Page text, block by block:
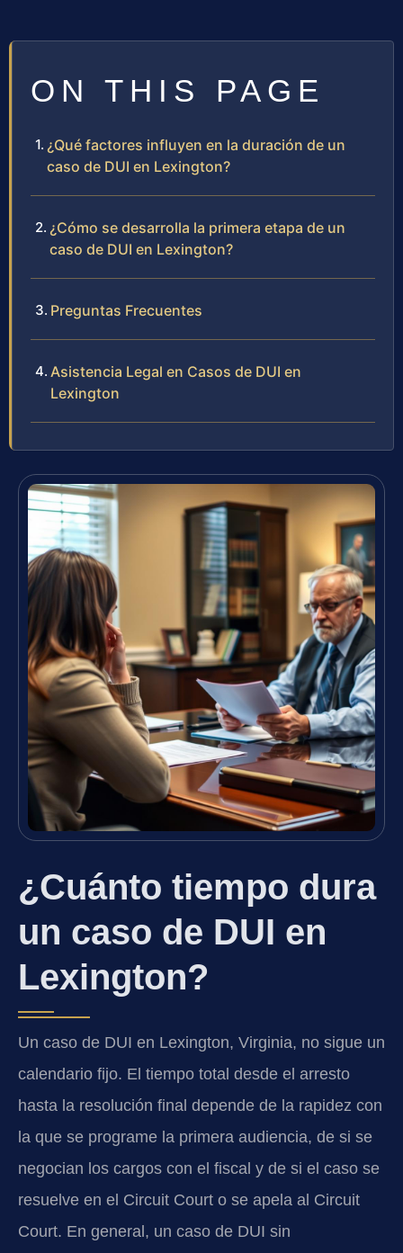
ON THIS PAGE
¿Qué factores influyen en la duración de un
caso de DUI en Lexington?
¿Cómo se desarrolla la primera etapa de un
caso de DUI en Lexington?
Preguntas Frecuentes
Asistencia Legal en Casos de DUI en
Lexington
¿Cuánto tiempo dura
un caso de DUI en
Lexington?
Un caso de DUI en Lexington, Virginia, no sigue un
calendario fijo. El tiempo total desde el arresto
hasta la resolución final depende de la rapidez con
la que se programe la primera audiencia, de si se
negocian los cargos con el fiscal y de si el caso se
resuelve en el Circuit Court o se apela al Circuit
Court. En general, un caso de DUI sin